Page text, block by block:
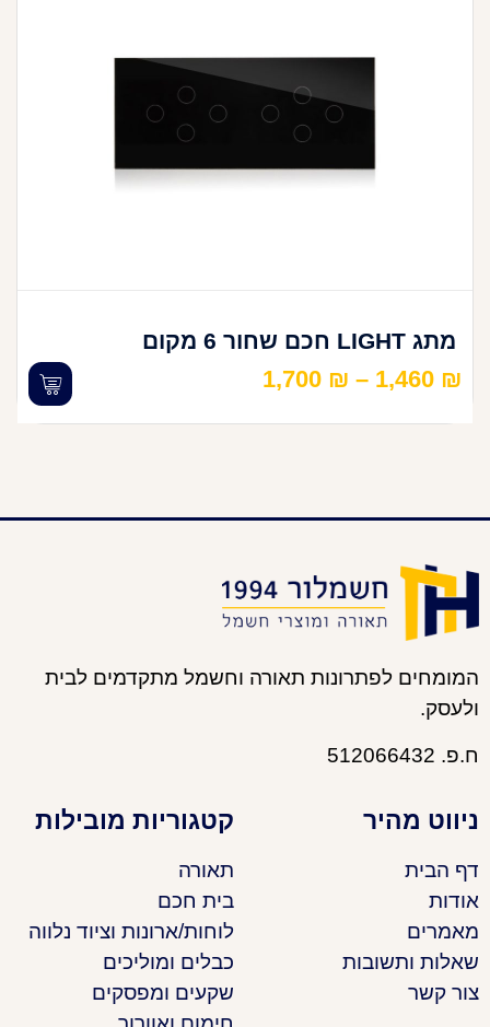
מתג LIGHT חכם שחור 6 מקום
1,460 ₪
–
1,700 ₪
המומחים לפתרונות תאורה וחשמל מתקדמים לבית
ולעסק.
ח.פ. 512066432
ניווט מהיר
דף הבית
אודות
מאמרים
שאלות ותשובות
צור קשר
קטגוריות מובילות
תאורה
בית חכם
לוחות/ארונות וציוד נלווה
כבלים ומוליכים
שקעים ומפסקים